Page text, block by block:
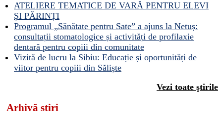
ATELIERE TEMATICE DE VARĂ PENTRU ELEVI
ȘI PĂRINȚI
Programul „Sănătate pentru Sate” a ajuns la Netuș:
consultații stomatologice și activități de profilaxie
dentară pentru copiii din comunitate
Vizită de lucru la Sibiu: Educație și oportunități de
viitor pentru copiii din Săliște
Vezi toate ştirile
Arhivă stiri